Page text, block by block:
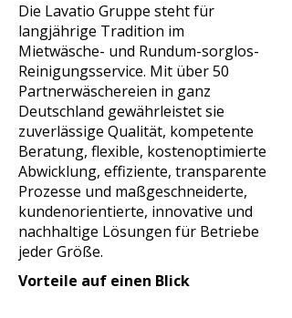
Die Lavatio Gruppe steht für
langjährige Tradition im
Mietwäsche- und Rundum-sorglos-
Reinigungsservice. Mit über 50
Partnerwäschereien in ganz
Deutschland gewährleistet sie
zuverlässige Qualität, kompetente
Beratung, flexible, kostenoptimierte
Abwicklung, effiziente, transparente
Prozesse und maßgeschneiderte,
kundenorientierte, innovative und
nachhaltige Lösungen für Betriebe
jeder Größe.
Vorteile auf einen Blick